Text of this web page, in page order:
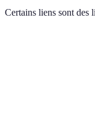
Certains liens sont des